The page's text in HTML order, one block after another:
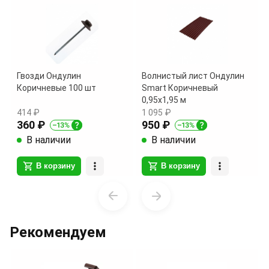
Рекомендуем
Гвозди Ондулин
Коричневые 100 шт
414 ₽
360 ₽
В наличии
В корзину
Волнистый лист Ондулин
Smart Коричневый
0,95х1,95 м
1 095 ₽
950 ₽
В наличии
В корзину
of
2